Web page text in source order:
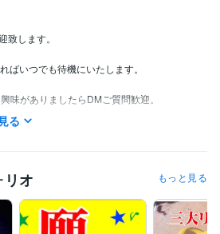
致します。
ばいつでも待機にいたします。
味がありましたらDMご質問歓迎。
ルタント
・CEO・COO 経験年数 : 33年
い師 経験年数 : 56年
る
リオ もっと見る